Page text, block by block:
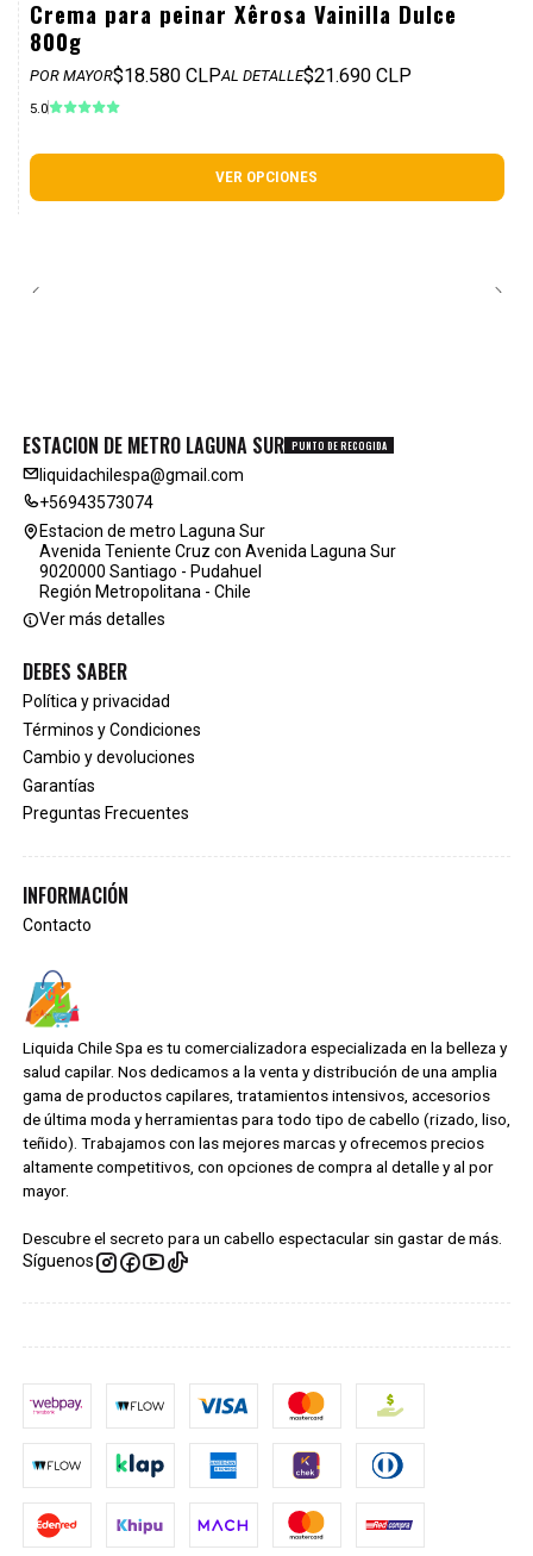
Crema para peinar Xêrosa Vainilla Dulce
800g
POR MAYOR$18.580 CLPAL DETALLE$21.690 CLP
5.0
VER OPCIONES
ESTACION DE METRO LAGUNA SUR PUNTO DE RECOGIDA
liquidachilespa@gmail.com
+56943573074
Estacion de metro Laguna Sur
Avenida Teniente Cruz con Avenida Laguna Sur
9020000 Santiago - Pudahuel
Región Metropolitana - Chile
Ver más detalles
DEBES SABER
Política y privacidad
Términos y Condiciones
Cambio y devoluciones
Garantías
Preguntas Frecuentes
INFORMACIÓN
Contacto
Liquida Chile Spa es tu comercializadora especializada en la belleza y
salud capilar. Nos dedicamos a la venta y distribución de una amplia
gama de productos capilares, tratamientos intensivos, accesorios
de última moda y herramientas para todo tipo de cabello (rizado, liso,
teñido). Trabajamos con las mejores marcas y ofrecemos precios
altamente competitivos, con opciones de compra al detalle y al por
mayor.
Descubre el secreto para un cabello espectacular sin gastar de más.
Síguenos